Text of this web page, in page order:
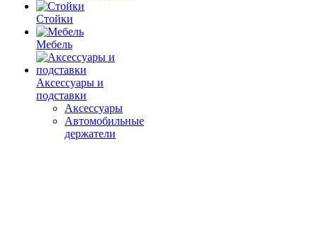
Стойки
Мебель
Аксессуары и
подставки
Аксессуары
Автомобильные
держатели